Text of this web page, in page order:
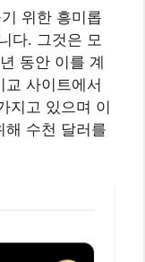
위한 흥미롭
다. 그것은 모
동안 이를 계
사이트에서
지고 있으며 이
해 수천 달러를